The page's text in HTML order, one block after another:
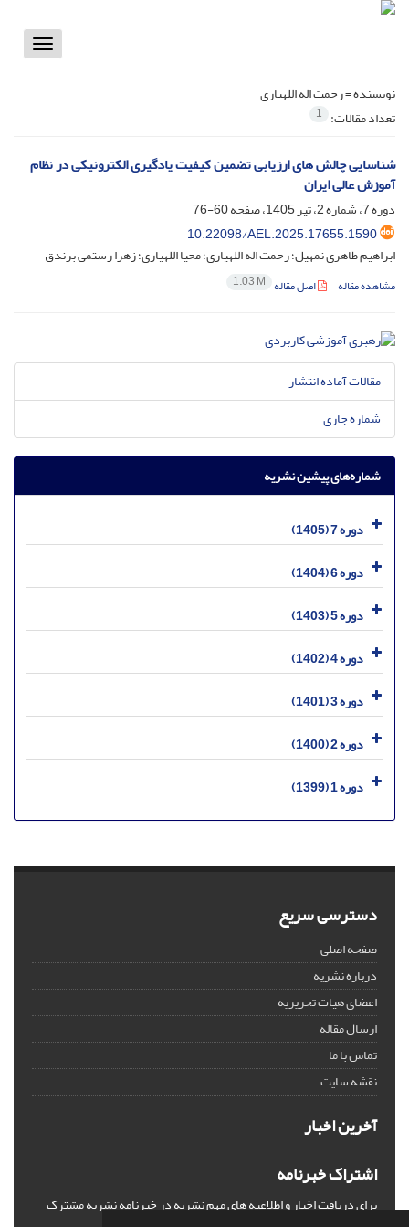
Toggle
نویسنده =رحمت اله اللهیاری
تعداد مقالات: 1
شناسایی چالش های ارزیابی تضمین کیفیت یادگیری الکترونیکی در نظام
آموزش عالی ایران
دوره 7، شماره 2، تیر 1405، صفحه
60-76
10.22098/AEL.2025.17655.1590
ابراهیم طاهری نمهیل؛ رحمت اله اللهیاری؛ محیا اللهیاری؛ زهرا رستمی برندق
مشاهده مقاله اصل مقاله 1.03 M
مقالات آماده انتشار
شماره جاری
شماره‌های پیشین نشریه
دوره 7 (1405)
دوره 6 (1404)
دوره 5 (1403)
دوره 4 (1402)
دوره 3 (1401)
دوره 2 (1400)
دوره 1 (1399)
دسترسی سریع
صفحه اصلی
درباره نشریه
اعضای هیات تحریریه
ارسال مقاله
تماس با ما
نقشه سایت
آخرین اخبار
اشتراک خبرنامه
برای دریافت اخبار و اطلاعیه های مهم نشریه در خبرنامه نشریه مشترک